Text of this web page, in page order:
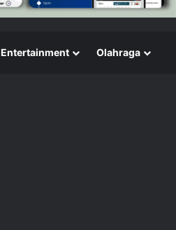
Entertainment Olahraga